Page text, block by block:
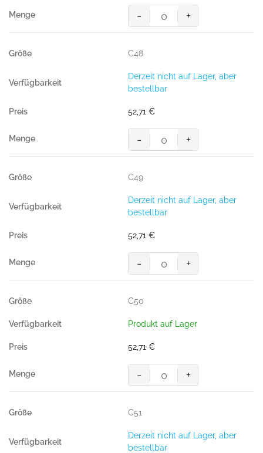
MASCOT® PISA SHORTS
Menge
- +
C48
Derzeit nicht auf Lager, aber
bestellbar
52,71 €
MASCOT® PISA SHORTS
Menge
- +
C49
Derzeit nicht auf Lager, aber
bestellbar
52,71 €
MASCOT® PISA SHORTS
Menge
- +
C50
Produkt auf Lager
52,71 €
MASCOT® PISA SHORTS
Menge
- +
C51
Derzeit nicht auf Lager, aber
bestellbar